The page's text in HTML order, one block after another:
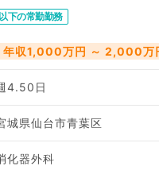
下の常勤勤務
年収1,000万円 ～ 2,000万
4.50日
城県仙台市青葉区
化器外科